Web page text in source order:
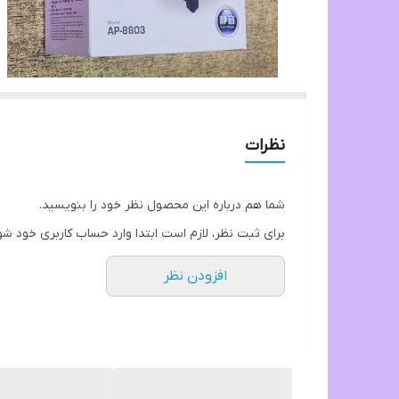
نظرات
شما هم درباره این محصول نظر خود را بنویسید.
برای ثبت نظر، لازم است ابتدا وارد حساب کاربری خود
افزودن نظر